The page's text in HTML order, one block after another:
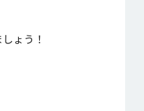
ょう！